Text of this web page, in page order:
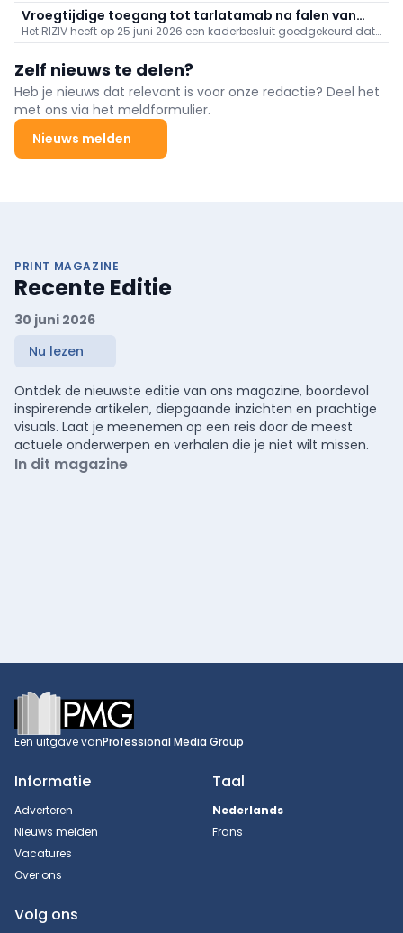
België naar verwachting stijgen van 9.487 naar 11.429 per jaar.
Vroegtijdige toegang tot tarlatamab na falen van
een eerstelijnsbehandeling bij kleincellige longkanker
Het RIZIV heeft op 25 juni 2026 een kaderbesluit goedgekeurd dat
vroegtijdige toegang biedt tot tarlatamab, dat onder de naam
Imdylltra op de markt wordt gebracht, voor bepaalde
volwassenen met kleincellige longkanker in een vergevorderd
stadium. De behandeling is bedoeld voor patiënten bij wie de
ziekte is voortgeschreden of is teruggekomen na een
eerstelijnsbehandeling op basis van platinachemotherapie,
eventueel in combinatie met een PD-(L)1-remmer.
Zelf nieuws te delen?
Heb je nieuws dat relevant is voor onze redactie? Deel het
met ons via het meldformulier.
Nieuws melden
PRINT MAGAZINE
Recente Editie
30 juni 2026
Nu lezen
Ontdek de nieuwste editie van ons magazine, boordevol
inspirerende artikelen, diepgaande inzichten en prachtige
visuals. Laat je meenemen op een reis door de meest
actuele onderwerpen en verhalen die je niet wilt missen.
In dit magazine
Footer
Een uitgave vanProfessional Media Group
Informatie
Adverteren
Nieuws melden
Vacatures
Over ons
Taal
Nederlands
Frans
Volg ons